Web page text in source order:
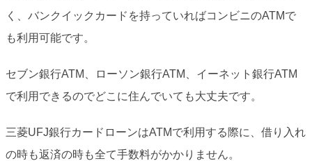
く、バンクイックカードを持っていればコンビニのATMで
も利用可能です。
セブン銀行ATM、ローソン銀行ATM、イーネット銀行ATM
で利用できるのでどこに住んでいても大丈夫です。
三菱UFJ銀行カードローンはATMで利用する際に、借り入れ
の時も返済の時も全て手数料がかかりません。